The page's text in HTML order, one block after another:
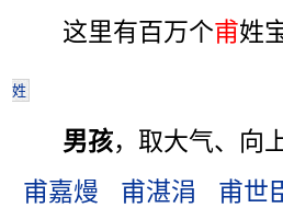
这里有百万个甫姓
姓
男孩，取大气、向
甫嘉熳
甫湛涓 甫世